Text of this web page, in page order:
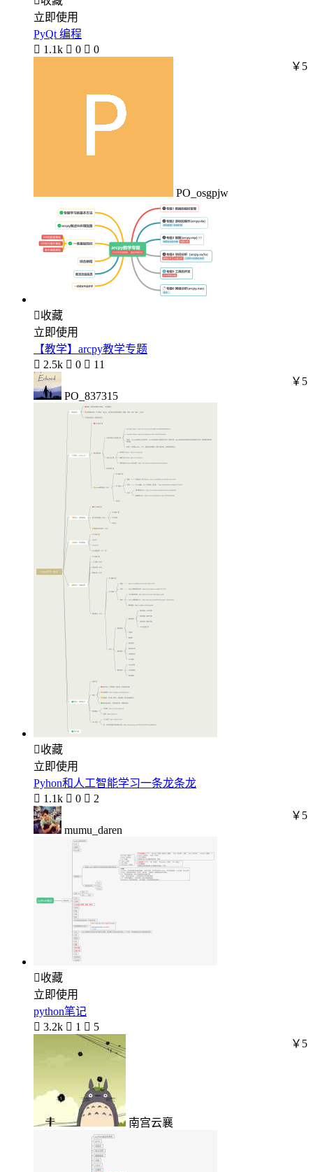
立即使用
PyQt 编程
 1.1k  0  0
PO_osgpjw
￥5
收藏
立即使用
【教学】arcpy教学专题
 2.5k  0  11
PO_837315
￥5
收藏
立即使用
Pyhon和人工智能学习一条龙条龙
 1.1k  0  2
mumu_daren
￥5
收藏
立即使用
python笔记
 3.2k  1  5
南宫云襄
￥5